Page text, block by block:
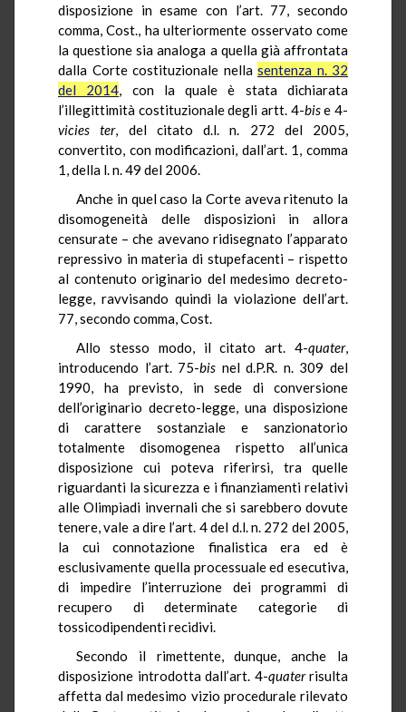
disposizione in esame con l’art. 77, secondo
comma, Cost., ha ulteriormente osservato come
la questione sia analoga a quella già affrontata
dalla Corte costituzionale nella sentenza n. 32
del 2014, con la quale è stata dichiarata
l’illegittimità costituzionale degli artt. 4-bise 4-
vicies ter, del citato d.l. n. 272 del 2005,
convertito, con modificazioni, dall’art. 1, comma
1, della l. n. 49 del 2006.
Anche in quel caso la Corte aveva ritenuto la
disomogeneità delle disposizioni in allora
censurate – che avevano ridisegnato l’apparato
repressivo in materia di stupefacenti – rispetto
al contenuto originario del medesimo decreto-
legge, ravvisando quindi la violazione dell’art.
77, secondo comma, Cost.
Allo stesso modo, il citato art. 4-quater,
introducendo l’art. 75-bis nel d.P.R. n. 309 del
1990, ha previsto, in sede di conversione
dell’originario decreto-legge, una disposizione
di carattere sostanziale e sanzionatorio
totalmente disomogenea rispetto all’unica
disposizione cui poteva riferirsi, tra quelle
riguardanti la sicurezza e i finanziamenti relativi
alle Olimpiadi invernali che si sarebbero dovute
tenere, vale a dire l’art. 4 del d.l. n. 272 del 2005,
la cui connotazione finalistica era ed è
esclusivamente quella processuale ed esecutiva,
di impedire l’interruzione dei programmi di
recupero di determinate categorie di
tossicodipendenti recidivi.
Secondo il rimettente, dunque, anche la
disposizione introdotta dall’art. 4-quaterrisulta
affetta dal medesimo vizio procedurale rilevato